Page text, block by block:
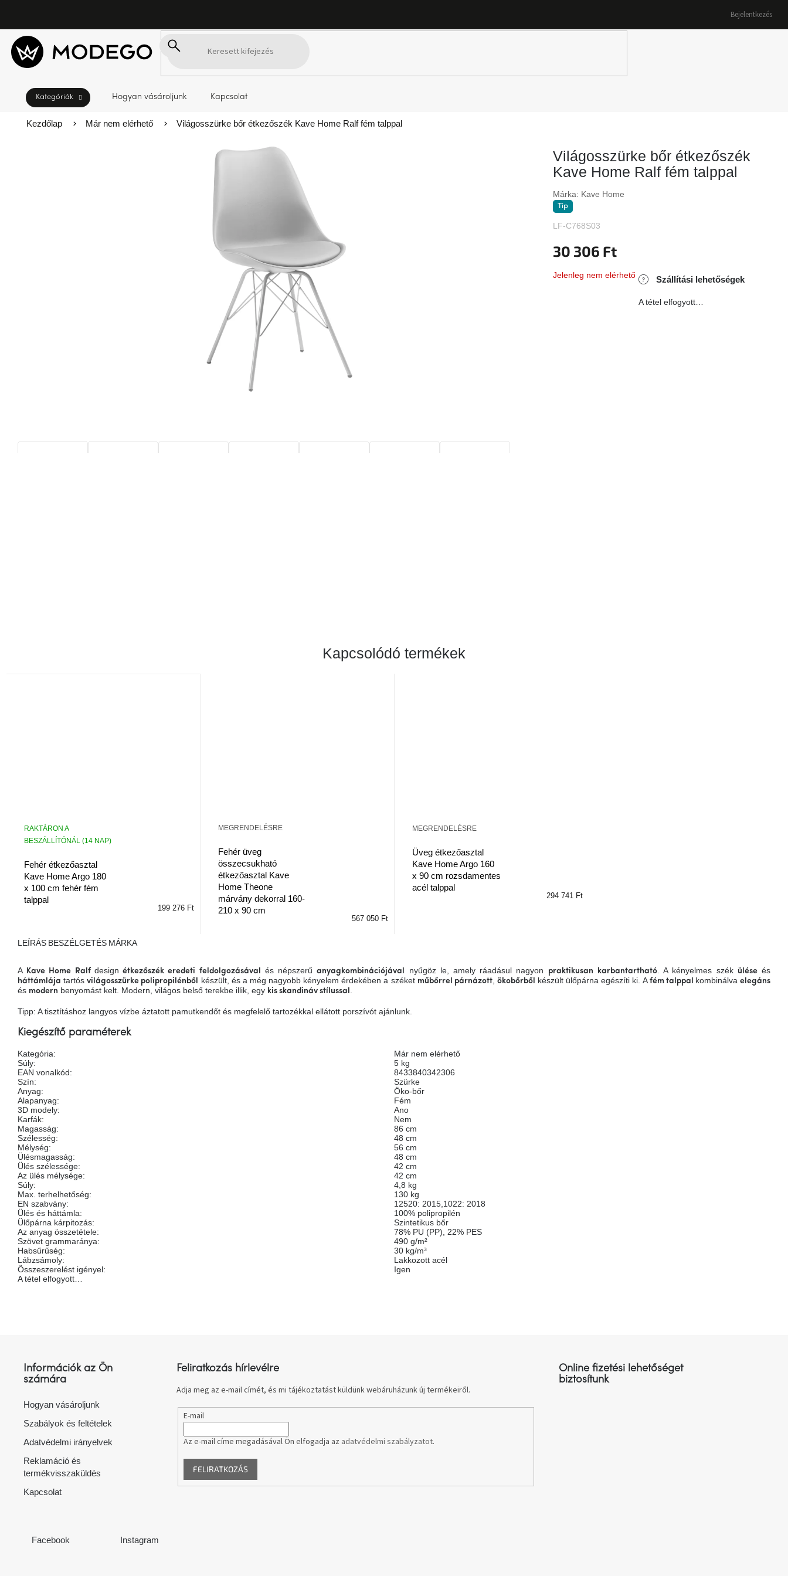
fő
tartalomhoz
Bejelentkezés
Hogyan vásároljunk Kapcsolat
Kezdőlap Már nem elérhető Világosszürke bőr étkezőszék Kave Home Ralf fém talppal
Világosszürke bőr étkezőszék
Kave Home Ralf fém talppal
Márka: Kave Home
Tip
LF-C768S03
30 306 Ft
Jelenleg nem elérhető Szállítási lehetőségek
A tétel elfogyott…
Kapcsolódó termékek
Fehér étkezőasztal
Kave Home Argo 180
x 100 cm fehér fém
talppal
RAKTÁRON A
BESZÁLLÍTÓNÁL (14 NAP)
199 276 Ft
Fehér üveg
összecsukható
étkezőasztal Kave
Home Theone
márvány dekorral 160-
210 x 90 cm
MEGRENDELÉSRE
567 050 Ft
Üveg étkezőasztal
Kave Home Argo 160
x 90 cm rozsdamentes
acél talppal
MEGRENDELÉSRE
294 741 Ft
LEÍRÁS BESZÉLGETÉS MÁRKA
AKave Home Ralf design étkezőszékeredeti feldolgozásával és népszerűanyagkombinációjával nyűgöz le, amely ráadásul nagyon praktikusan karbantartható. A kényelmes szék üléseés
háttámlája tartósvilágosszürke polipropilénből készült, és a még nagyobb kényelem érdekében a széket műbőrrel párnázott, ökobőrből készült ülőpárna egészíti ki. A fém talppal kombinálva elegáns
és modern benyomást kelt. Modern, világos belső terekbe illik, egy kis skandináv stílussal
Tipp: A tisztításhoz langyos vízbe áztatott pamutkendőt és megfelelő tartozékkal ellátott porszívót ajánlunk.
Kiegészítő paraméterek
Kategória:
Már nem elérhető
Súly:
5 kg
EAN vonalkód:
8433840342306
Szín:
Szürke
Anyag:
Öko-bőr
Alapanyag:
Fém
3D modely:
Ano
Karfák:
Nem
Magasság:
86 cm
Szélesség:
48 cm
Mélység:
56 cm
Ülésmagasság:
48 cm
Ülés szélessége:
42 cm
Az ülés mélysége:
42 cm
Súly:
4,8 kg
Max. terhelhetőség:
130 kg
EN szabvány:
12520: 2015,1022: 2018
Ülés és háttámla:
100% polipropilén
Ülőpárna kárpitozás:
Szintetikus bőr
Az anyag összetétele:
78% PU (PP), 22% PES
Szövet grammaránya:
490 g/m²
Habsűrűség:
30 kg/m³
Lábzsámoly:
Lakkozott acél
Összeszerelést igényel:
Igen
A tétel elfogyott…
Információk az Ön
számára
Hogyan vásároljunk
Szabályok és feltételek
Adatvédelmi irányelvek
Reklamáció és
termékvisszaküldés
Kapcsolat
Feliratkozás hírlevélre
Adja meg az e-mail címét, és mi tájékoztatást küldünk webáruházunk új termékeiről.
E-mail
Az e-mail címe megadásával Ön elfogadja az adatvédelmi szabályzatot.
FELIRATKOZÁS
Online fizetési lehetőséget
biztosítunk
Facebook Instagram